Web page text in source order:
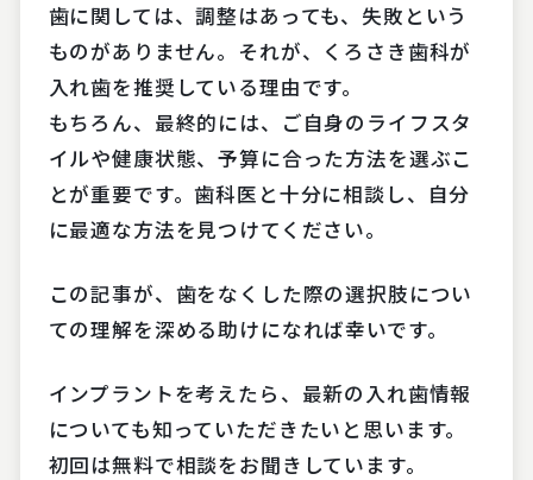
歯に関しては、調整はあっても、失敗という
ものがありません。それが、くろさき歯科が
入れ歯を推奨している理由です。
もちろん、最終的には、ご自身のライフスタ
イルや健康状態、予算に合った方法を選ぶこ
とが重要です。歯科医と十分に相談し、自分
に最適な方法を見つけてください。
この記事が、歯をなくした際の選択肢につい
ての理解を深める助けになれば幸いです。
インプラントを考えたら、最新の入れ歯情報
についても知っていただきたいと思います。
初回は無料で相談をお聞きしています。